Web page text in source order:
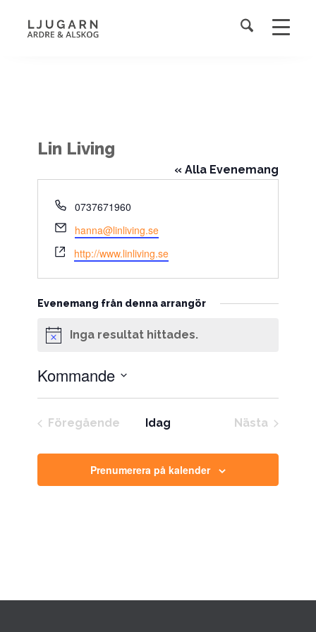
Lin Living
« Alla Evenemang
Telefonnummer
0737671960
Email
hanna@linliving.se
Website
http://www.linliving.se
Evenemang från denna arrangör
NotisInga resultat hittades.
Kommande
Föregående
Idag
Nästa
Prenumerera på kalender